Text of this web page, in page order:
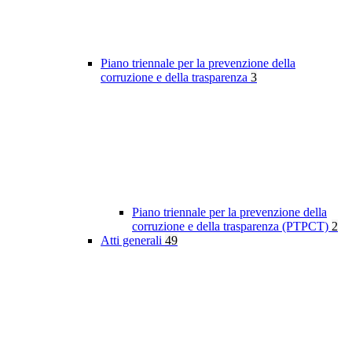
Piano triennale per la prevenzione della
corruzione e della trasparenza 3
Piano triennale per la prevenzione della
corruzione e della trasparenza (PTPCT) 2
Atti generali 49